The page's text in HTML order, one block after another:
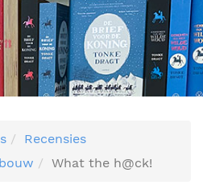
Recensies
What the h@ck!